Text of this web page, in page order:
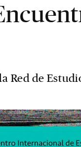
Red de